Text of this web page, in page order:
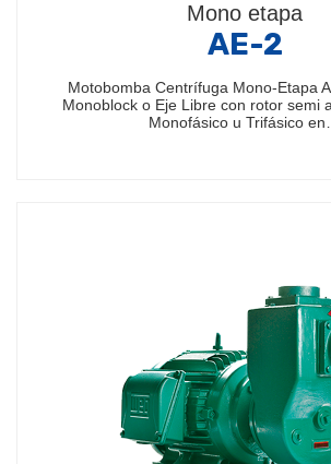
Mono etapa
AE-2
Motobomba Centrífuga Mono-Etapa
Monoblock o Eje Libre con rotor semi
Monofásico u Trifásico en…